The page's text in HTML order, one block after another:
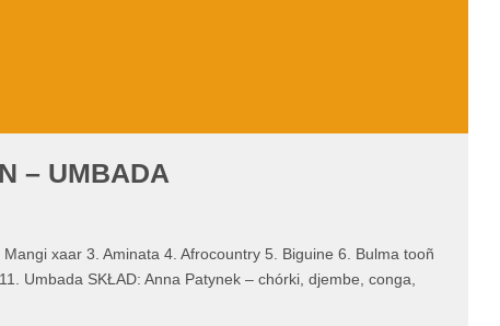
– UMBADA
xaar 3. Aminata 4. Afrocountry 5. Biguine 6. Bulma tooñ
Umbada SKŁAD: Anna Patynek – chórki, djembe, conga,